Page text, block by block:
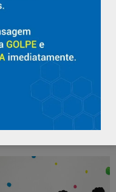
do Hospital São Camilo
roda de conversa com
na sala de
O encontro teve como
sobre a
ao câncer de […]